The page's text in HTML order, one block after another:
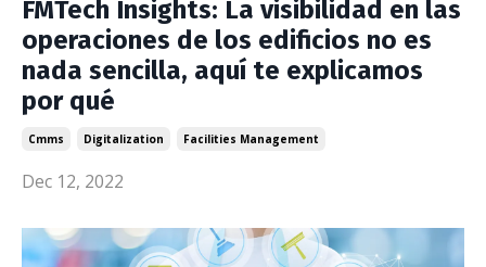
FMTech Insights: La visibilidad en las
operaciones de los edificios no es
nada sencilla, aquí te explicamos
por qué
Cmms Digitalization Facilities Management
Dec 12, 2022